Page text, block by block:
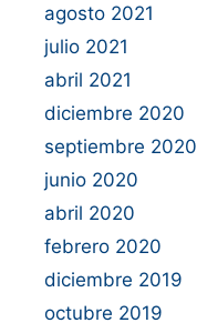
agosto 2021
julio 2021
abril 2021
diciembre 2020
septiembre 2020
junio 2020
abril 2020
febrero 2020
diciembre 2019
octubre 2019